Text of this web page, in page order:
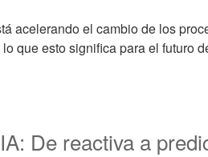
acelerando el cambio de los
que esto significa para el futuro
De reactiva a